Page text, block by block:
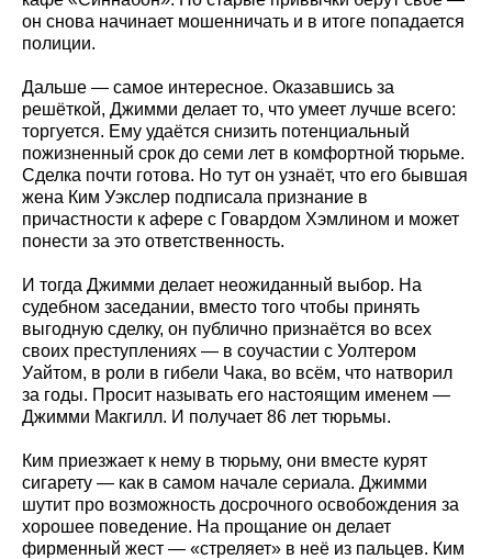
он снова начинает мошенничать и в итоге попадается
полиции.
Дальше — самое интересное. Оказавшись за
решёткой, Джимми делает то, что умеет лучше всего:
торгуется. Ему удаётся снизить потенциальный
пожизненный срок до семи лет в комфортной тюрьме.
Сделка почти готова. Но тут он узнаёт, что его бывшая
жена Ким Уэкслер подписала признание в
причастности к афере с Говардом Хэмлином и может
понести за это ответственность.
И тогда Джимми делает неожиданный выбор. На
судебном заседании, вместо того чтобы принять
выгодную сделку, он публично признаётся во всех
своих преступлениях — в соучастии с Уолтером
Уайтом, в роли в гибели Чака, во всём, что натворил
за годы. Просит называть его настоящим именем —
Джимми Макгилл. И получает 86 лет тюрьмы.
Ким приезжает к нему в тюрьму, они вместе курят
сигарету — как в самом начале сериала. Джимми
шутит про возможность досрочного освобождения за
хорошее поведение. На прощание он делает
фирменный жест — «стреляет» в неё из пальцев. Ким